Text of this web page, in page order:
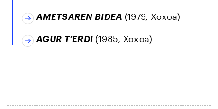
AMETSAREN BIDEA (1979, Xoxoa)
AGUR T’ERDI (1985, Xoxoa)